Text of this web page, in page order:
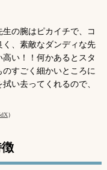
の腕はピカイチで、コ
、素敵なダンディな先
い！！何かあるとスタ
すごく細かいところに
い去ってくれるので、
）